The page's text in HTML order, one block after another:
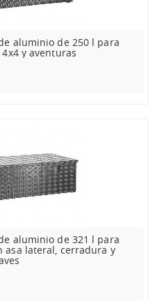
aluminio de 250 l para
y aventuras
aluminio de 321 l para
asa lateral, cerradura y